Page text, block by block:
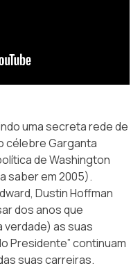
uma secreta rede de
célebre Garganta
de Washington
saber em 2005).
Dustin Hoffman
dos anos que
verdade) as suas
Presidente” continuam
suas carreiras.